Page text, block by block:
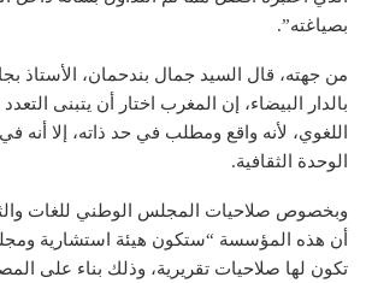
بصياغته”.
من جهته، قال السيد جمال بندحمان، الأستاذ
بالدار البيضاء، إن المغرب اختار أن يتبنى
اللغوي، لأنه واقع ومطلب في حد ذاته، إلا أنه
الوحدة الثقافية.
وبخصوص صلاحيات المجلس الوطني للغات
أن هذه المؤسسة “ستكون هيئة استشارية
تكون لها صلاحيات تقريرية، وذلك بناء على